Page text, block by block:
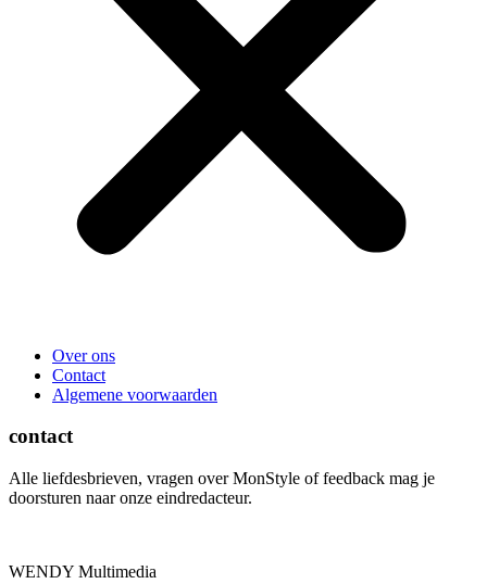
Over ons
Contact
Algemene voorwaarden
contact
Alle liefdesbrieven, vragen over MonStyle of feedback mag je
doorsturen naar onze eindredacteur.
WENDY Multimedia